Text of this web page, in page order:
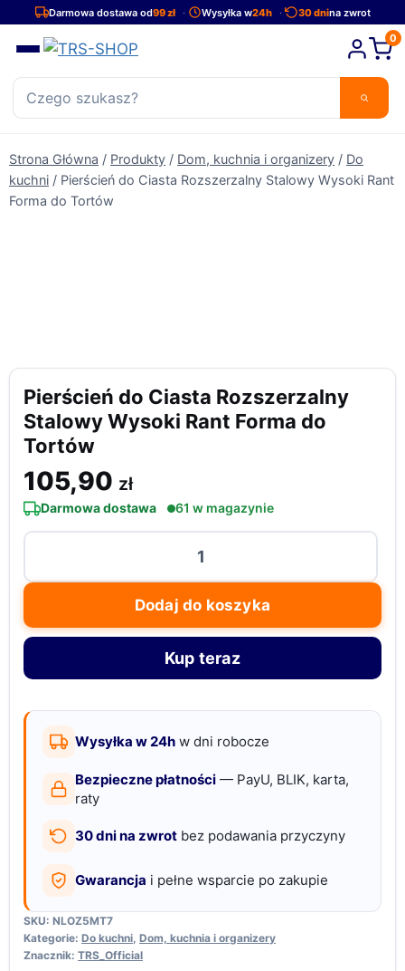
PrzejdźDarmowa dostawa od99 zł Wysyłka w24h 30 dnina zwrot
0
Strona Główna / Produkty / Dom, kuchnia i organizery / Do
kuchni / Pierścień do Ciasta Rozszerzalny Stalowy Wysoki Rant
Forma do Tortów
Pierścień do Ciasta Rozszerzalny
Stalowy Wysoki Rant Forma do
Tortów
105,90 zł
Darmowa dostawa 61 w magazynie
do
Ciasta
Rozszerzalny
Rant
Forma
Tortów
Dodaj do koszyka
Kup teraz
Wysyłka w 24h w dni robocze
Bezpieczne płatności — PayU, BLIK, karta,
raty
30 dni na zwrot bez podawania przyczyny
Gwarancja i pełne wsparcie po zakupie
SKU: NLOZ5MT7
Kategorie: Do kuchni Dom, kuchnia i organizery
Znacznik: TRS_Official